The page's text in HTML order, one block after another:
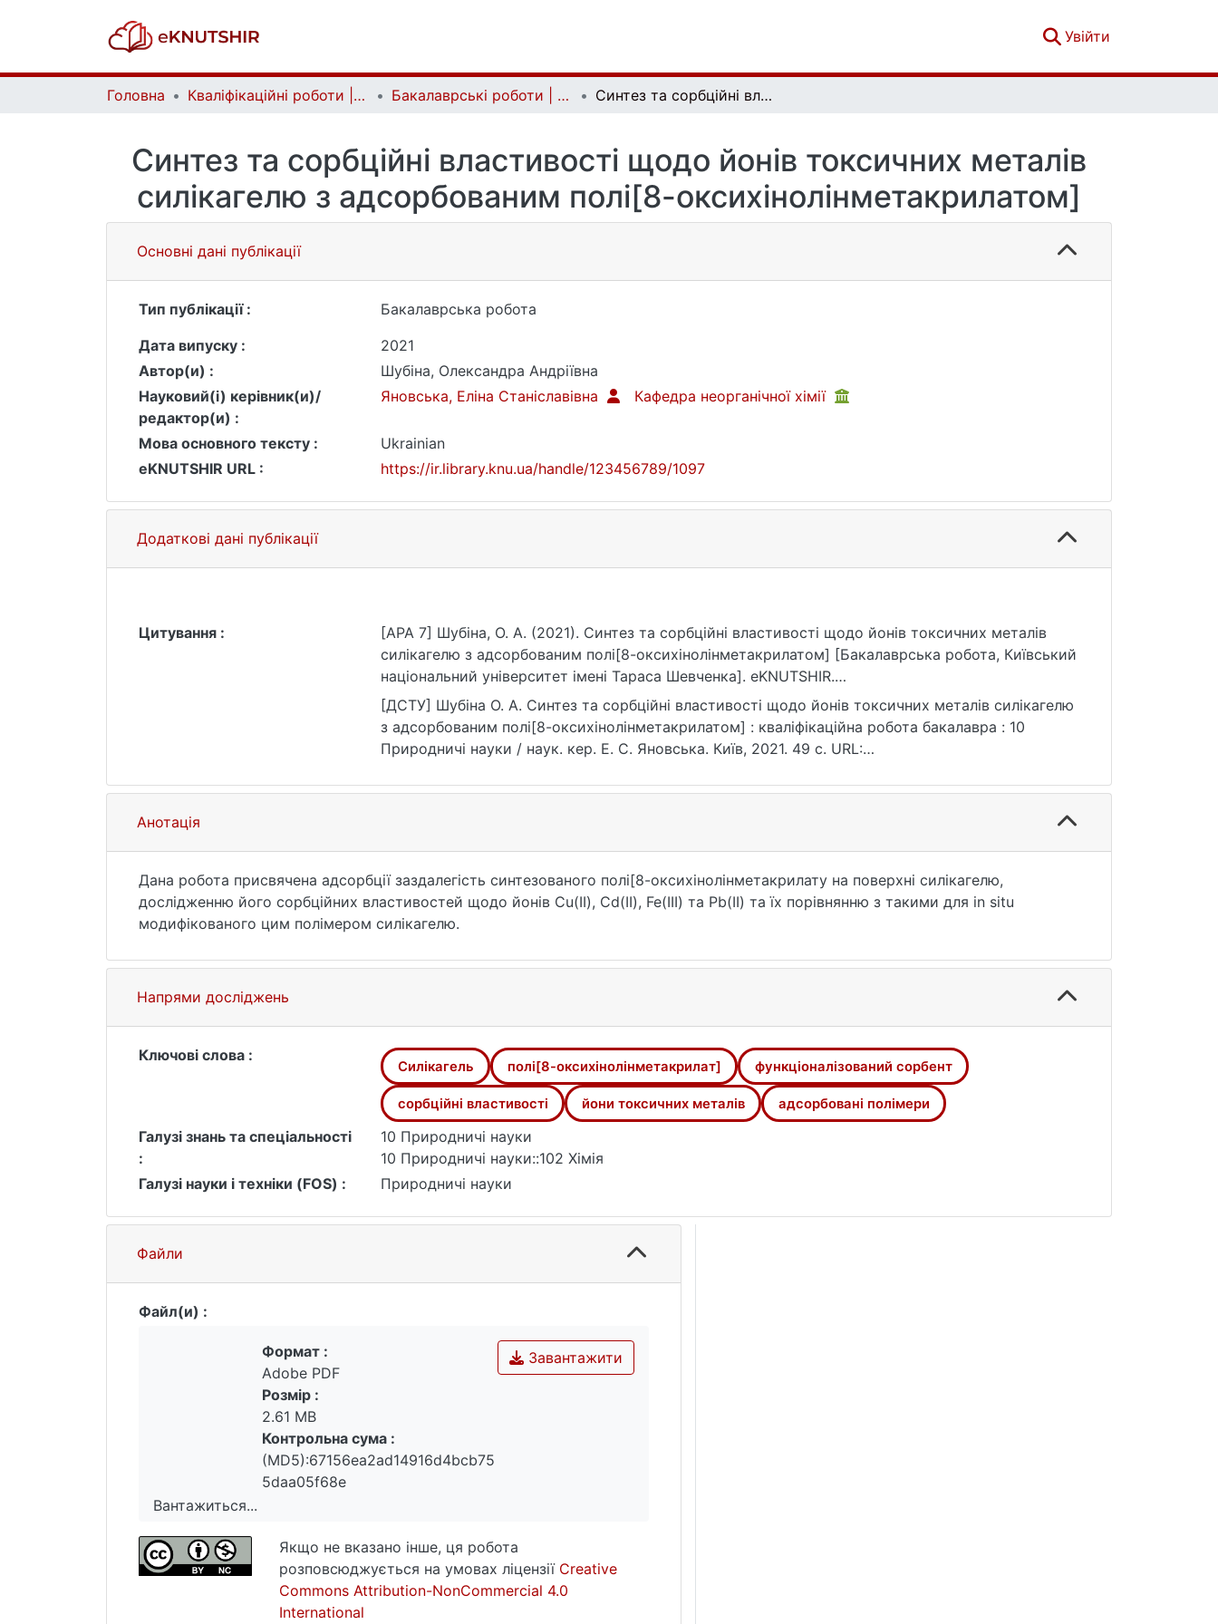
Увійти
Головна Кваліфікаційні роботи | Qualifying works Бакалаврські роботи | Bachelor theses Синтез та сорбційні властивості щодо йонів токсичних металів силікагелю з адсорбованим полі[8-оксихінолінметакрилатом]
Синтез та сорбційні властивості щодо йонів токсичних металів
силікагелю з адсорбованим полі[8-оксихінолінметакрилатом]
Основні дані публікації
Тип публікації :
Бакалаврська робота
Дата випуску :
2021
Автор(и) :
Шубіна, Олександра Андріївна
Науковий(і) керівник(и)/
редактор(и) :
Яновська, Еліна Станіславівна Кафедра неорганічної хімії
Мова основного тексту :
Ukrainian
eKNUTSHIR URL :
https://ir.library.knu.ua/handle/123456789/1097
Додаткові дані публікації
Цитування :
[APA 7] Шубіна, О. А. (2021). Синтез та сорбційні властивості щодо йонів токсичних металів
силікагелю з адсорбованим полі[8-оксихінолінметакрилатом] [Бакалаврська робота, Київський
національний університет імені Тараса Шевченка]. eKNUTSHIR.
https://ir.library.knu.ua/handle/123456789/1097
[ДСТУ] Шубіна О. А. Синтез та сорбційні властивості щодо йонів токсичних металів силікагелю
з адсорбованим полі[8-оксихінолінметакрилатом] : кваліфікаційна робота бакалавра : 10
Природничі науки / наук. кер. Е. С. Яновська. Київ, 2021. 49 с. URL:
Анотація
Дана робота присвячена адсорбції заздалегість синтезованого полі[8-оксихінолінметакрилату на поверхні силікагелю,
дослідженню його сорбційних властивостей щодо йонів Cu(ІІ), Cd(II), Fe(IІІ) та Pb(II) та їх порівнянню з такими для in situ
модифікованого цим полімером силікагелю.
Напрями досліджень
Ключові слова :
Силікагель полі[8-оксихінолінметакрилат] функціоналізований сорбент
сорбційні властивості йони токсичних металів адсорбовані полімери
Галузі знань та спеціальності
:
10 Природничі науки
10 Природничі науки::102 Хімія
Галузі науки і техніки (FOS) :
Природничі науки
Файли
Файл(и) :
Вантажиться...
Вантажиться...
Завантажити
Формат :
Adobe PDF
Розмір :
2.61 MB
Контрольна сума :
(MD5):67156ea2ad14916d4bcb75
5daa05f68e
Якщо не вказано інше, ця робота
розповсюджується на умовах ліцензії Creative
Commons Attribution-NonCommercial 4.0
International